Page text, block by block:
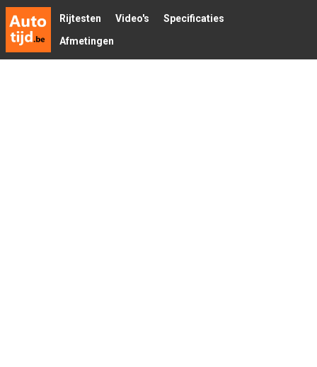
Rijtesten Video's
Specificaties
Afmetingen